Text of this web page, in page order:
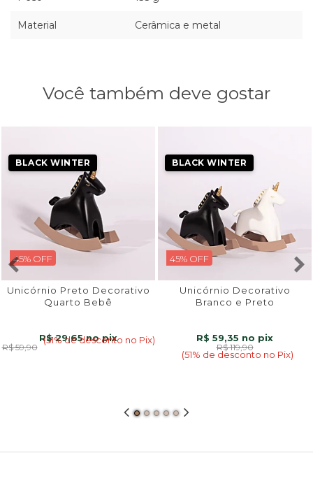
Material Cerâmica e metal
Você também deve gostar
45% OFF
BLACK WINTER
Unicórnio Preto Decorativo
Quarto Bebê
R$ 29,65
R$ 59,90
(51% de desconto no Pix)
45% OFF
BLACK WINTER
Unicórnio Decorativo
Branco e Preto
R$ 59,35
R$ 119,90
(51% de desconto no Pix)